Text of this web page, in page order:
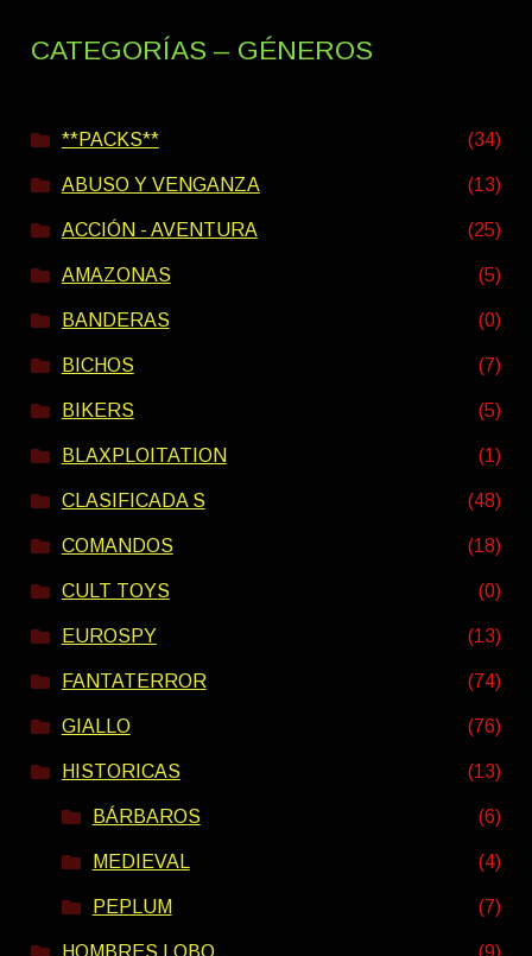
CATEGORÍAS – GÉNEROS
**PACKS** (34)
ABUSO Y VENGANZA (13)
ACCIÓN - AVENTURA (25)
AMAZONAS (5)
BANDERAS (0)
BICHOS (7)
BIKERS (5)
BLAXPLOITATION (1)
CLASIFICADA S (48)
COMANDOS (18)
CULT TOYS (0)
EUROSPY (13)
FANTATERROR (74)
GIALLO (76)
HISTORICAS (13)
BÁRBAROS (6)
MEDIEVAL (4)
PEPLUM (7)
HOMBRES LOBO (9)